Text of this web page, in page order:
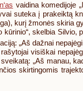
vaidina komedijoje
suteka į prakeiktą
kurį žmonės skiria
skelbia Silvio,
„Aš dažnai
visiškai
„Aš manau,
skirtingomis